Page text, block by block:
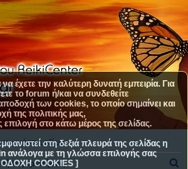
μαζί μας
ερωτήσεις
έχετε την καλύτερη δυνατή εμπειρία. Για
το forum ή/και να συνδεθείτε
των cookies, το οποίο σημαίνει και
της πολιτικής μας,
επιλογή στο κάτω μέρος της σελίδας.
στη δεξιά πλευρά της σελίδας η
ανάλογα με τη γλώσσα επιλογής σας
COOKIES ]